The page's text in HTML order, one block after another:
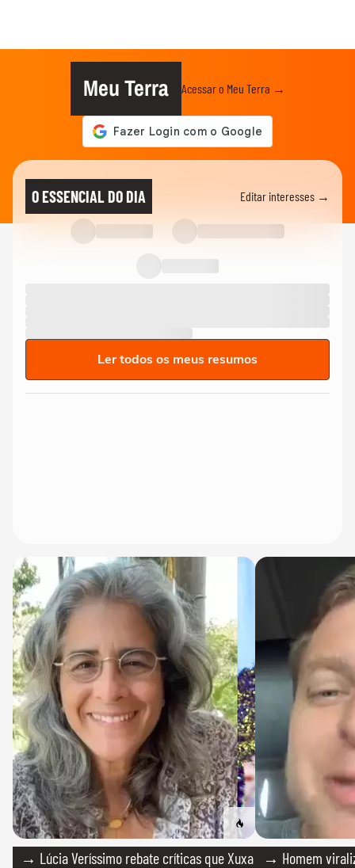
Meu Terra Acessar o Meu Terra →
O ESSENCIAL DO DIA Editar interesses →
Ler todos os meus resumos
→ Lúcia Veríssimo rebate críticas que Xuxa
→ Homem